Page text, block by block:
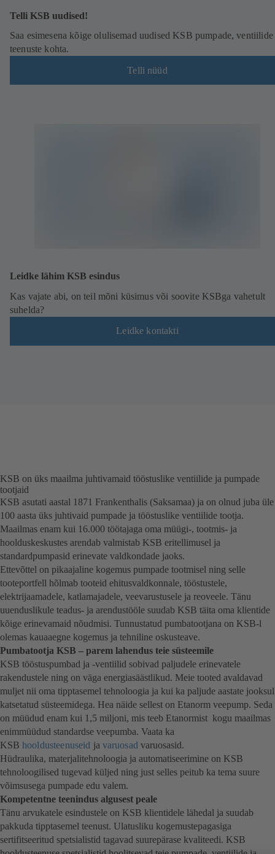
Telli KSB uudised!
Saa esimesena kõige olulisemad uudised KSB pumpade, ventiilide
teenuste kohta.
Telli nüüd
a
h
s
Leidke lähim KSB esindus
Kas vajate abi, on teil mõni küsimus või soovite KSBga vahetult
suhelda?
Leidke kontakti
KSB on üks maailma juhtivamaid tööstuslike ventiilide ja pumpade
tootjaid
KSB asutati aastal 1871 Frankenthalis (Saksamaa) ja on olnud juba üle
100 aasta üks juhtivaid pumpade ja tööstuslike ventiilide tootja.
Maailmas enam kui 16.000 töötajaga oma müügi-, tootmis- ja
hoolduskeskustes arendab valmistab KSB eritellimusel ja
standardpumpasid erinevate valdkondade jaoks.
Ettevõttel on pikaajaline kogemus pumpade tootmisel ning selle
tooteportfell hõlmab tooteid ehitusvaldkonnale, tööstustele,
elektrijaamadele, katlamajadele, veevarustusele ja reoveele. Tänu
uuenduslikule teadus- ja arendustööle suudab KSB täita oma klientide
kõige erinevamaid nõudmisi. Tunnustatud pumbatootjana on KSB-l
olemas kauaaegne kogemus ja tehniline oskusteave.
Pumbatootja KSB – parem lahendus teie süsteemile
KSB tööstuspumbad ja -ventiilid sobivad paljudele erinevatele
rakendustele ning on väga energiasäästlikud. Meie tooted avaldavad
muljet nii oma tipptasemel tehnoloogia ja kui ka paljude aastate jooksul
katsetatud süsteemidega. Hea näide sellest on Etanorm veepump. Seda
on müüdud enam kui 1,5 miljoni, mis teeb Etanormist kogu maailmas
enimmüüdud standardse veepumba. Vaata ka
KSB hooldusteenuseid ja varuosad varuosasid.
Hüdraulika, materjalitehnoloogia ja automatiseerimine on KSB
tehnoloogilised tugevad küljed ning just selles peitub ka tema suure
võimsusega pumpade edu valem.
Kompetentne teenindus algusest peale
Tänu arvukatele esindustele on KSB klientidele lähedal ja suudab
pakkuda tipptasemel teenust. Ulatusliku kogemustepagasiga
sertifitseeritud spetsialistid tagavad suurepärase kvaliteedi. KSB